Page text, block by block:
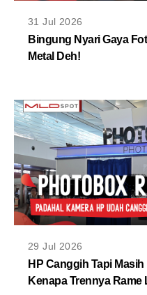
MLDPOINTS
31 Jul 2026
Bingung Nyari Gaya
Metal Deh!
29 Jul 2026
HP Canggih Tapi
Kenapa Trennya Rame